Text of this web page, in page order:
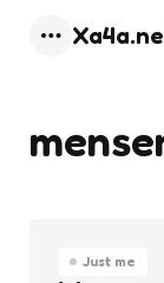
Just me